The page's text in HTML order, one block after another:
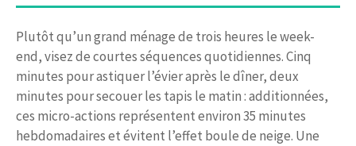
Plutôt qu’un grand ménage de trois heures le week-
end, visez de courtes séquences quotidiennes. Cinq
minutes pour astiquer l’évier après le dîner, deux
minutes pour secouer les tapis le matin : additionnées,
ces micro-actions représentent environ 35 minutes
hebdomadaires et évitent l’effet boule de neige. Une